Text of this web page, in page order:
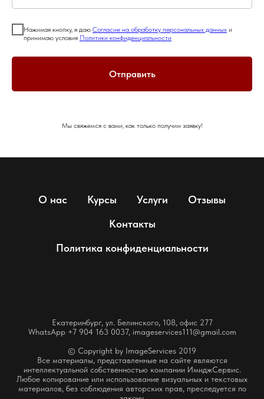
Нажимая кнопку, я даю Согласие на обработку персональных данных и
принимаю условия Политики конфиденциальности
Отправить
Мы свяжемся с вами, как только получим заявку!
О нас Курсы Услуги
Отзывы
Контакты
Политика конфиденциальности
Екатеринбург, ул. Белинского, 108, офис 277
WhatsApp +7 904 163 0037, imageservices111@gmail.com
© Copyright by ImageServices 2019
Все материалы, представленные на сайте являются
интеллектуальной собственностью компании ИмиджСервис.
Любое копирование или использование визуальных и текстовых
материалов, без соблюдения авторских прав, преследуется по